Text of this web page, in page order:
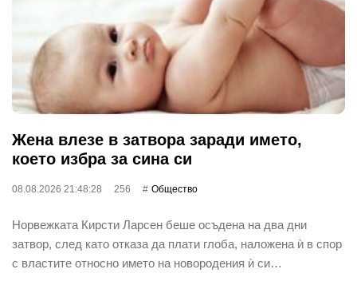
Жена влезе в затвора заради името,
което избра за сина си
08.08.2026 21:48:28 256 Общество
Норвежката Кирсти Ларсен беше осъдена на два дни
затвор, след като отказа да плати глоба, наложена ѝ в спор
с властите относно името на новородения ѝ си…